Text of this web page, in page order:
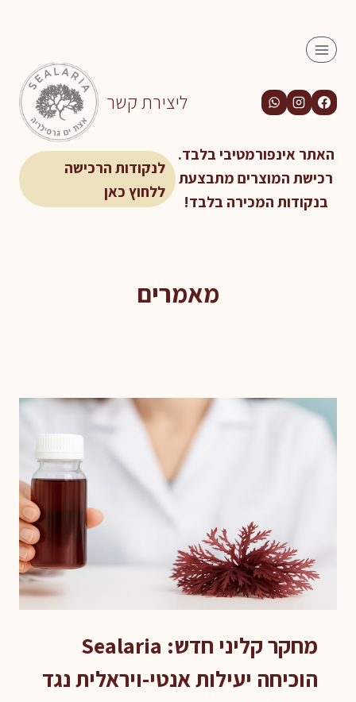
content
ליצירת קשר
האתר אינפורמטיבי בלבד.
רכישת המוצרים מתבצעת
בנקודות המכירה בלבד!
לנקודות הרכישה
ללחוץ כאן
מאמרים
מחקר קליני חדש: Sealaria
הוכיחה יעילות אנטי-ויראלית נגד